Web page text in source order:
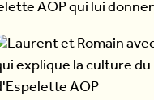
AOP qui lui